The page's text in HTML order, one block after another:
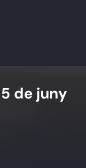
de juny